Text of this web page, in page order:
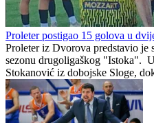
Od zvijezde do ulice:
Potresna ispovijest jedne od
legendi kanadskog nogometa
Republika Srpska
1 0